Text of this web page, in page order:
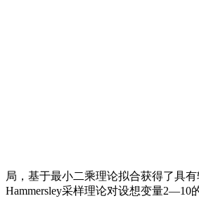
局，基于最小二乘理论拟合获得了具有
Hammersley采样理论对设想变量2—10